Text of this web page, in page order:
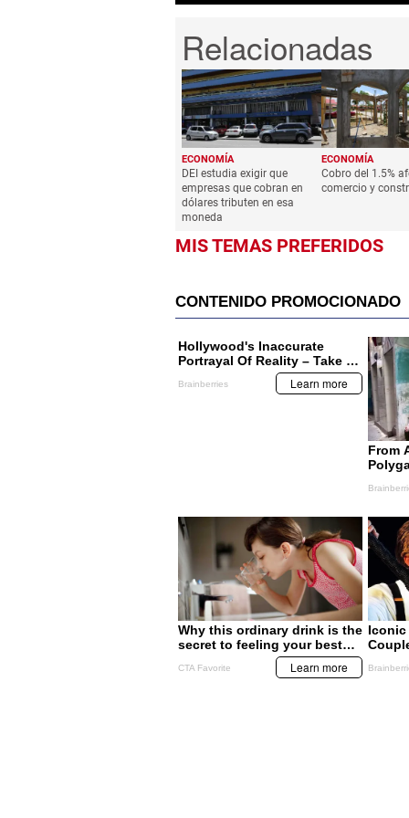
empresas que cobran en
dólares tributen en esa
moneda
ECONOMÍA
comercio y
MIS TEMAS PREFERIDOS